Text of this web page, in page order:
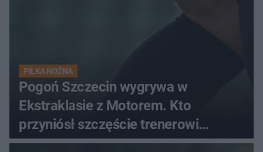
PIŁKA NOŻNA
Pogoń Szczecin wygrywa w
Ekstraklasie z Motorem. Kto
przyniósł szczęście trenerowi
gospodarzy?